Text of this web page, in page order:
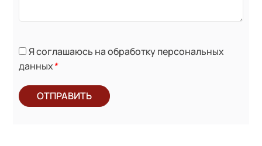
Я соглашаюсь на обработку персональных
данных*
ОТПРАВИТЬ